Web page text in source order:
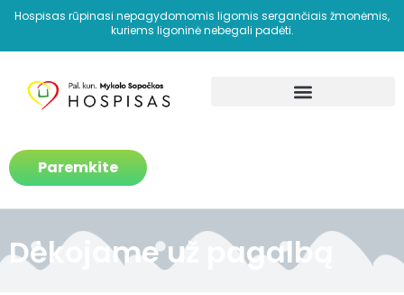
Hospisas rūpinasi nepagydomomis ligomis sergančiais žmonėmis,
kuriems ligoninė nebegali padėti.
Paremkite
Dėkojame už pagalbą